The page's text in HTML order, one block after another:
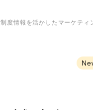
情報を活かしたマーケティ